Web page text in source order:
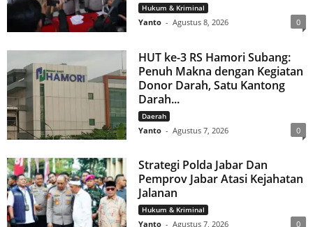
Hukum & Kriminal
Yanto - Agustus 8, 2026 0
HUT ke-3 RS Hamori Subang:
Penuh Makna dengan Kegiatan
Donor Darah, Satu Kantong
Darah...
Daerah
Yanto - Agustus 7, 2026 0
Strategi Polda Jabar Dan
Pemprov Jabar Atasi Kejahatan
Jalanan
Hukum & Kriminal
Yanto - Agustus 7, 2026 0